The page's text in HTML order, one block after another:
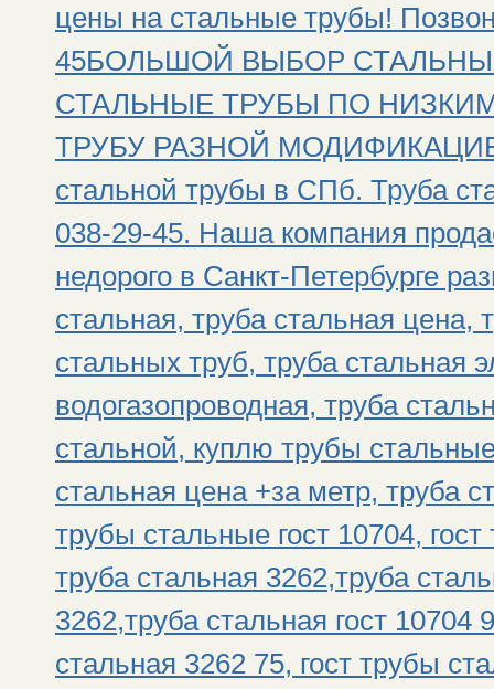
цены на стальные трубы!
45БОЛЬШОЙ ВЫБОР
СТАЛЬНЫЕ ТРУБЫ ПО
ТРУБУ РАЗНОЙ
стальной трубы в СПб. Труба
038-29-45. Наша компания
недорого в Санкт-Петербурге
стальная, труба стальная
стальных труб, труба стальная
водогазопроводная, труба
стальной, куплю трубы
стальная цена +за метр, труба
трубы стальные гост 10704,
труба стальная 3262,труба
3262,труба стальная гост
стальная 3262 75, гост трубы